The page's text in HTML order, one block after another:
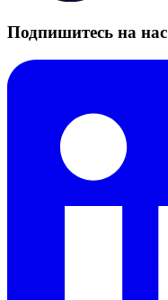
Подпишитесь на нас